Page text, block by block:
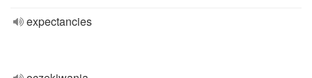
expectancies